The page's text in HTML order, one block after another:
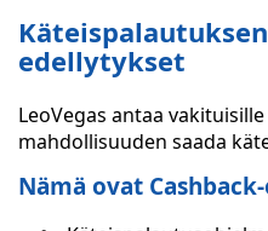
edellytykset
LeoVegas antaa
mahdollisuuden saada
Nämä ovat